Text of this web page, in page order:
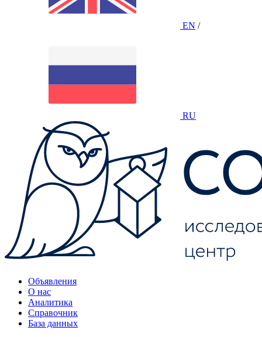
EN /
RU
Объявления
О нас
Аналитика
Справочник
База данных